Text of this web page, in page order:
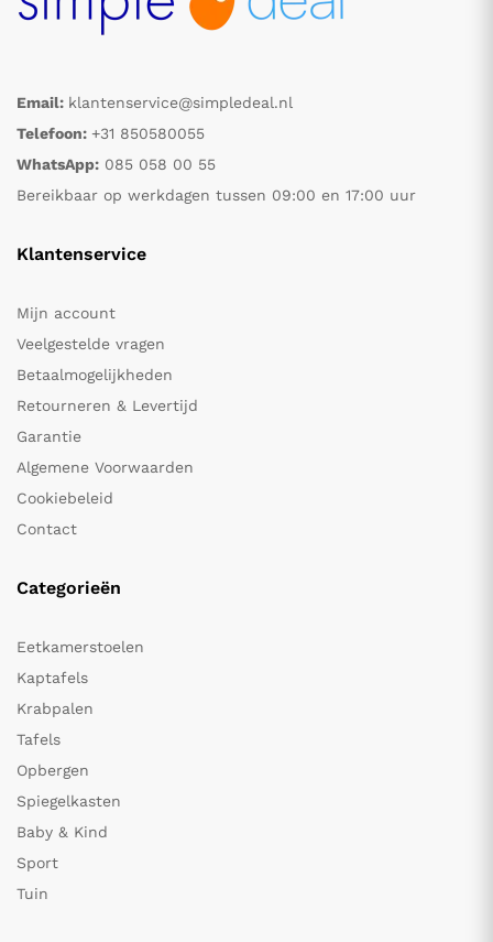
Email: klantenservice@simpledeal.nl
Telefoon: +31 850580055
WhatsApp: 085 058 00 55
Bereikbaar op werkdagen tussen 09:00 en 17:00 uur
Klantenservice
Mijn account
Veelgestelde vragen
Betaalmogelijkheden
Retourneren & Levertijd
Garantie
Algemene Voorwaarden
Cookiebeleid
Contact
Categorieën
Eetkamerstoelen
Kaptafels
Krabpalen
Tafels
Opbergen
Spiegelkasten
Baby & Kind
Sport
Tuin